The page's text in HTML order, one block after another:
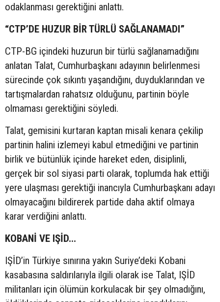
odaklanması gerektiğini anlattı.
“CTP’DE HUZUR BİR TÜRLÜ SAĞLANAMADI”
CTP-BG içindeki huzurun bir türlü sağlanamadığını
anlatan Talat, Cumhurbaşkanı adayının belirlenmesi
sürecinde çok sıkıntı yaşandığını, duyduklarından ve
tartışmalardan rahatsız olduğunu, partinin böyle
olmaması gerektiğini söyledi.
Talat, gemisini kurtaran kaptan misali kenara çekilip
partinin halini izlemeyi kabul etmediğini ve partinin
birlik ve bütünlük içinde hareket eden, disiplinli,
gerçek bir sol siyasi parti olarak, toplumda hak ettiği
yere ulaşması gerektiği inancıyla Cumhurbaşkanı adayı
olmayacağını bildirerek partide daha aktif olmaya
karar verdiğini anlattı.
KOBANİ VE IŞİD...
IŞİD’in Türkiye sınırına yakın Suriye’deki Kobani
kasabasına saldırılarıyla ilgili olarak ise Talat, IŞİD
militanları için ölümün korkulacak bir şey olmadığını,